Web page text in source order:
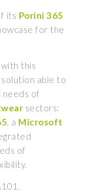
its Porini 365
for the
this
solution able to
of
sectors:
, a Microsoft
of